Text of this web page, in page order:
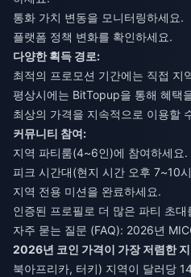
통화 가치 변동을 모니터링하세요.
플랫폼 정책 변화를 확인하세요.
다양한 획득 경로:
최적의 프로모션 기간에는 직접 지
평상시에는 BitTopup을 통해 혜택
최상의 가격을 지속적으로 이용할
커뮤니티 참여:
지역 파티룸(4~6인)에 참여하세요.
피크 시간대(현지 시간 오후 7~10
지역 전용 미션을 완료하세요.
인증된 프로필로 더 많은 파티 초대
자주 묻는 질문 (FAQ): 2026년
2026년 코인 가격이 가장 저렴한
북아프리카, 터키) 지역이 달러당